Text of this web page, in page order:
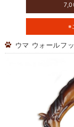
※
ウマ ウォールフ